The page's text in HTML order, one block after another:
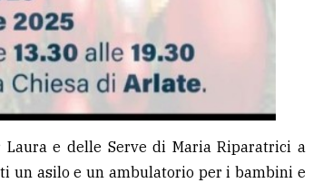
e delle Serve di Maria Riparatrici a
un asilo e un ambulatorio per i bambini e